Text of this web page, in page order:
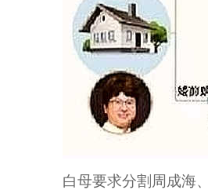
白母要求分割周成海